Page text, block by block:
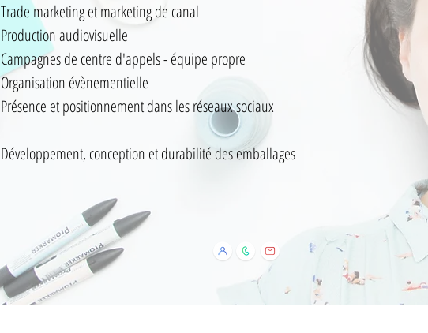
Trade marketing et marketing de canal
Production audiovisuelle
Campagnes de centre d'appels - équipe propre
Organisation évènementielle
Présence et positionnement dans les réseaux sociaux
Développement, conception et durabilité des emballages